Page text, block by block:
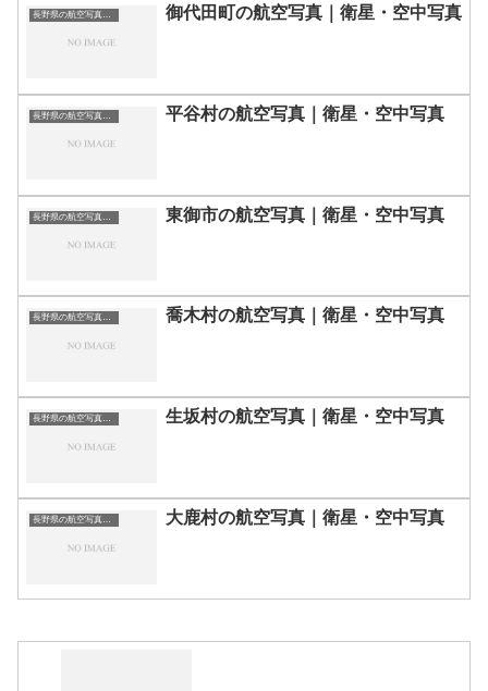
御代田町の航空写真｜衛星・空中写真
平谷村の航空写真｜衛星・空中写真
東御市の航空写真｜衛星・空中写真
長野県の航空写真・空中写真 喬木村の航空写真｜衛星・空中写真
長野県の航空写真・空中写真 生坂村の航空写真｜衛星・空中写真
長野県の航空写真・空中写真 大鹿村の航空写真｜衛星・空中写真